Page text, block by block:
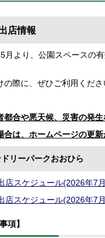
店情報
より、公園スペースの
際に、ぜひご利用くださ
合や悪天候、災害の発生
合は、ホームページの更
リーパークおおひら
店スケジュール(2026年7
店スケジュール(2026年7
項】